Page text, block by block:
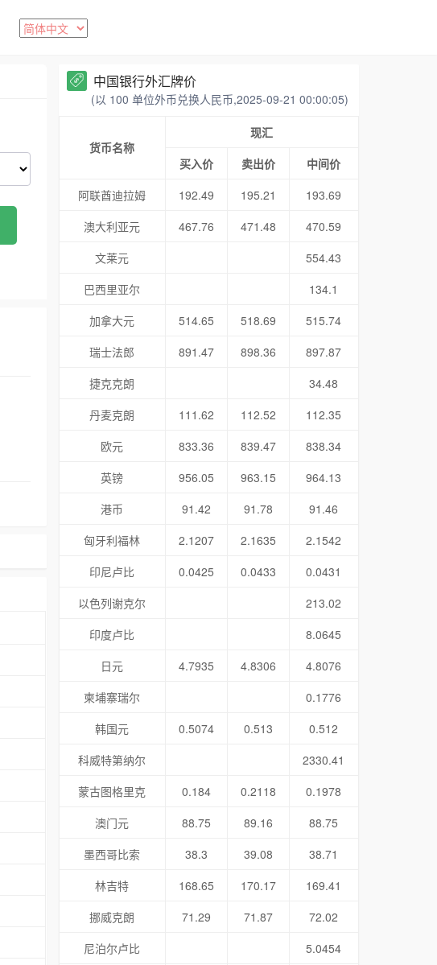
中国银行外汇牌价
(以 100 单位外币兑换人民币,2025-09-21 00:00:05)
货币名称
现汇
买入价
卖出价
中间价
阿联酋迪拉姆
192.49 195.21
193.69
澳大利亚元
467.76 471.48
470.59
文莱元
554.43
巴西里亚尔
134.1
加拿大元
514.65 518.69
515.74
瑞士法郎
891.47 898.36
897.87
捷克克朗
34.48
丹麦克朗
111.62 112.52
112.35
欧元
833.36 839.47
838.34
英镑
956.05 963.15
964.13
港币
91.42 91.78
91.46
匈牙利福林
2.1207 2.1635
2.1542
印尼卢比
0.0425 0.0433
0.0431
以色列谢克尔
213.02
印度卢比
8.0645
日元
4.7935 4.8306
4.8076
柬埔寨瑞尔
0.1776
韩国元
0.5074 0.513
0.512
科威特第纳尔
2330.41
蒙古图格里克
0.184 0.2118
0.1978
澳门元
88.75 89.16
88.75
墨西哥比索
38.3 39.08
38.71
林吉特
168.65 170.17
169.41
挪威克朗
71.29 71.87
72.02
尼泊尔卢比
5.0454